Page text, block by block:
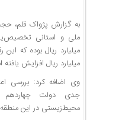
به گزارش پژواک قلم،
میلیارد ریال افزایش
وی اضافه کرد: بررسی
جدی دولت
محیط‌زیستی در این